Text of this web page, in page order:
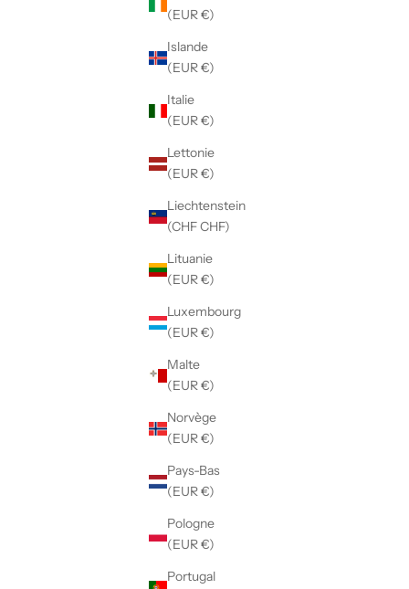
(EUR €)
Islande
(EUR €)
Italie
(EUR €)
Lettonie
(EUR €)
Liechtenstein
(CHF CHF)
Lituanie
(EUR €)
Luxembourg
(EUR €)
Malte
(EUR €)
Norvège
(EUR €)
Pays-Bas
(EUR €)
Pologne
(EUR €)
Portugal